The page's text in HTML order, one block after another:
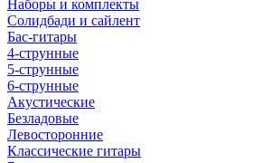
Наборы и комплекты
Солидбади и сайлент
Бас-гитары
4-струнные
5-струнные
6-струнные
Акустические
Безладовые
Левосторонние
Классические гитары